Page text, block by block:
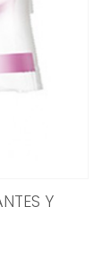
Y